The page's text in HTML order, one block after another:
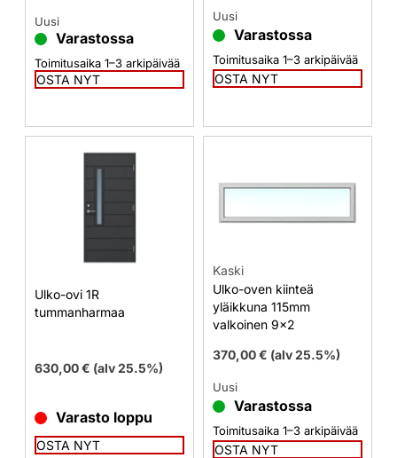
Uusi
Varastossa
Toimitusaika 1–3 arkipäivää
OSTA NYT
Uusi
Varastossa
Toimitusaika 1–3 arkipäivää
OSTA NYT
Ulko-ovi 1R
tummanharmaa
630,00€ (alv 25.5%)
Varasto loppu
OSTA NYT
Kaski
Ulko-oven kiinteä
yläikkuna 115mm
valkoinen 9×2
370,00€ (alv 25.5%)
Uusi
Varastossa
Toimitusaika 1–3 arkipäivää
OSTA NYT